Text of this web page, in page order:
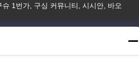
1번가, 구싱 커뮤니티, 시시안, 바오